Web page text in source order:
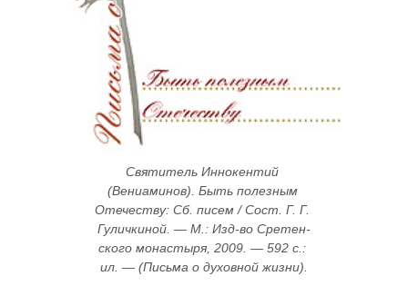
Святитель Иннокентий
(Вениаминов). Быть полезным
Отечеству: Сб. пи­сем / Сост. Г. Г.
Гу­лич­ки­ной. — М.: Изд-во Сре­тен­
ско­го мо­на­с­­­тыря, 2009. — 592 с.:
ил. — (Пись­ма о ду­хов­ной жиз­ни).